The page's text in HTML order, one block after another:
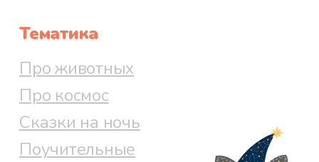
Файл 70
Тематика
Про животных
Про космос
Сказки на ночь
Поучительные